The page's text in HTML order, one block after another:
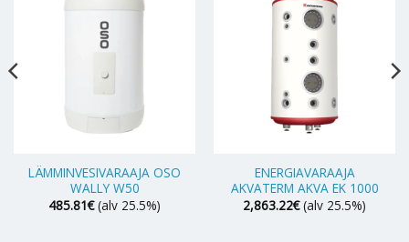
LÄMMINVESIVARAAJA OSO
WALLY W50
485.81€ (alv 25.5%)
ENERGIAVARAAJA
AKVATERM AKVA EK 1000
2,863.22€ (alv 25.5%)